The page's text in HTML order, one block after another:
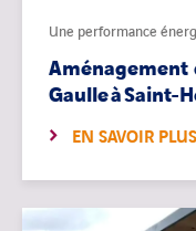
Une performance
Aménagement
Gaulle à Saint-
EN SAVOIR PLUS